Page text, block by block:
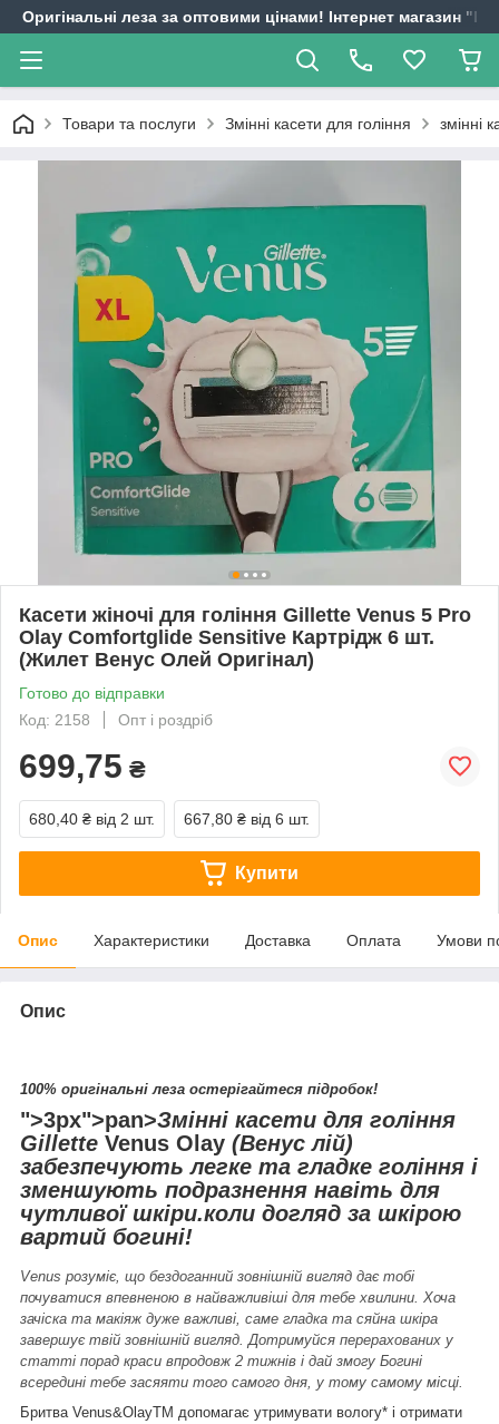
Оригінальні леза за оптовими цінами! Інтернет магазин
Товари та послуги Змінні касети для гоління змінні
Касети жіночі для гоління Gillette Venus 5 Pro
Olay Comfortglide Sensitive Картрiдж 6 шт.
(Жилет Венус Олей Оригінал)
Готово до відправки
Код: 2158
Опт і роздріб
699,75 ₴
680,40 ₴ від 2 шт. 667,80 ₴ від 6 шт.
Купити
Опис Характеристики Доставка Оплата Умови
Опис
100% оригінальні леза остерігайтеся підробок!
">3px">pan>Змінні касети для гоління
Gillette Venus Olay (Венус лій)
забезпечують легке та гладке гоління і
зменшують подразнення навіть для
чутливої шкіри.коли догляд за шкірою
вартий богині!
Venus розуміє, що бездоганний зовнішній вигляд дає тобі
почуватися впевненою в найважливіші для тебе хвилини. Хоча
зачіска та макіяж дуже важливі, саме гладка та сяйна шкіра
завершує твій зовнішній вигляд. Дотримуйся перерахованих у
статті порад краси впродовж 2 тижнів і дай змогу Богині
всередині тебе засяяти того самого дня, у тому самому місці.
Бритва Venus&OlayTM допомагає утримувати вологу* і отримати